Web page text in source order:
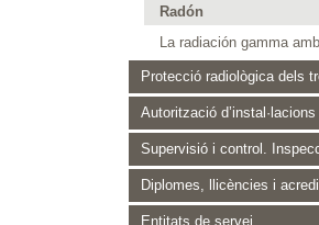
Radón
La radiación gamma
Protecció radiològica dels
Autorització d’instal·lacions
Supervisió i control.
Diplomes, llicències i
Entitats de servei